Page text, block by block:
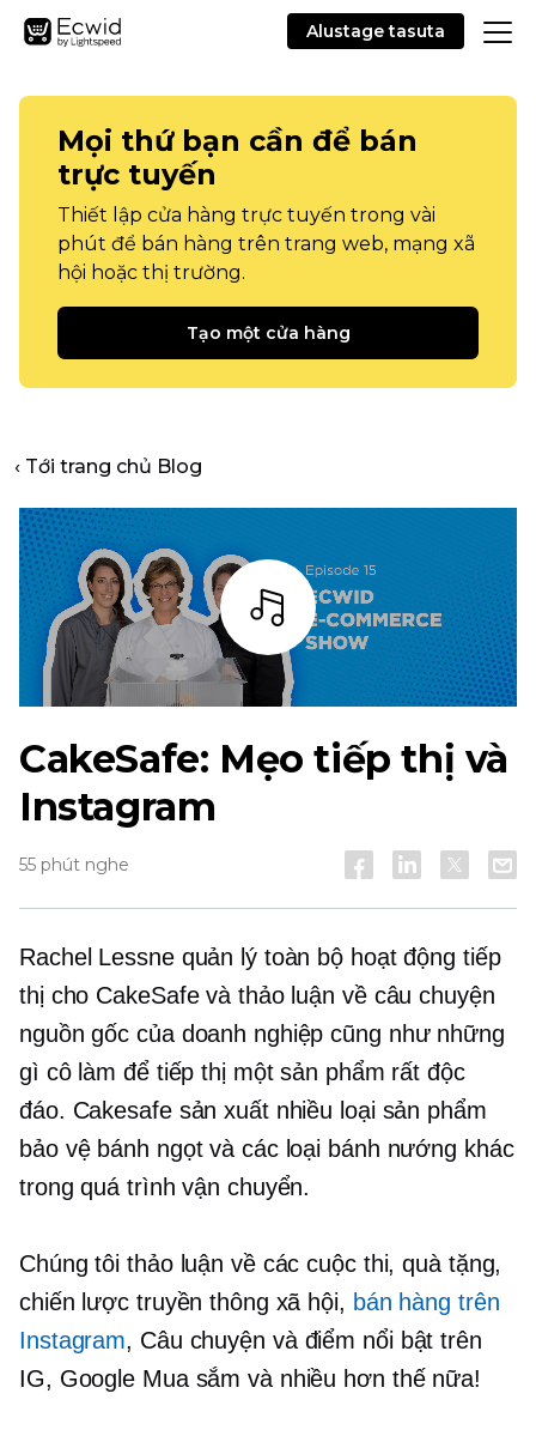
Alustage tasuta
Mọi thứ bạn cần để bán
trực tuyến
Thiết lập cửa hàng trực tuyến trong vài
phút để bán hàng trên trang web, mạng xã
hội hoặc thị trường.
Tạo một cửa hàng
‹ Tới trang chủ Blog
Thanh
CakeSafe: Mẹo tiếp thị và
Instagram
55 phút nghe
Rachel Lessne quản lý toàn bộ hoạt động tiếp
thị cho CakeSafe và thảo luận về câu chuyện
nguồn gốc của doanh nghiệp cũng như những
gì cô làm để tiếp thị một sản phẩm rất độc
đáo. Cakesafe sản xuất nhiều loại sản phẩm
bảo vệ bánh ngọt và các loại bánh nướng khác
trong quá trình vận chuyển.
Chúng tôi thảo luận về các cuộc thi, quà tặng,
chiến lược truyền thông xã hội, bán hàng trên
Instagram, Câu chuyện và điểm nổi bật trên
IG, Google Mua sắm và nhiều hơn thế nữa!